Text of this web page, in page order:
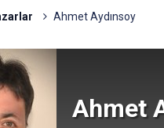
Ahmet Aydınsoy
Ahmet